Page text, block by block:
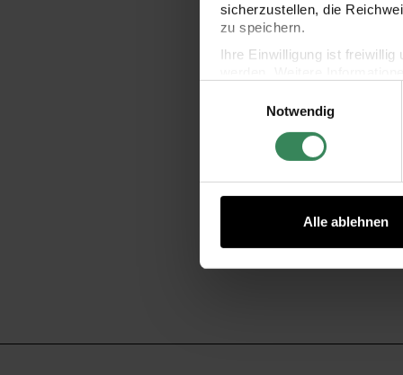
sicherzustellen, die
zu speichern.
Ihre Einwilligung ist freiwillig
Impressum
Datenschutz
Notwendig
Alle ablehnen
Paper Poetry